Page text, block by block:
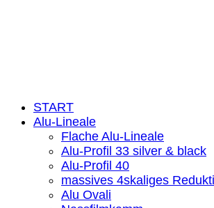
START
Alu-Lineale
Flache Alu-Lineale
Alu-Profil 33 silver & black
Alu-Profil 40
massives 4skaliges
Alu Ovali